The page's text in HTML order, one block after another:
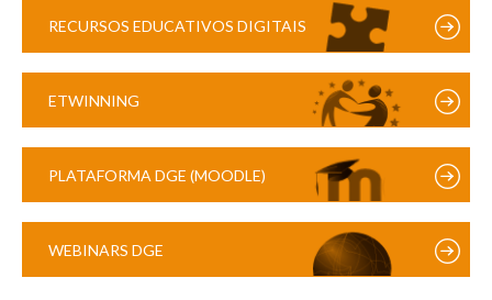
RECURSOS EDUCATIVOS DIGITAIS
ETWINNING
PLATAFORMA DGE (MOODLE)
WEBINARS DGE